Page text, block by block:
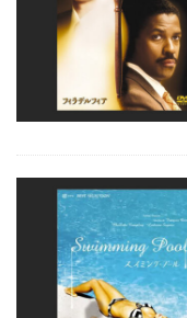
ケビン・シュミ
ケリ・ガーナー
ケリー・コリン
ケリー・マクド
ケン・カミンズ
ケン・ストット
ケン・チョン